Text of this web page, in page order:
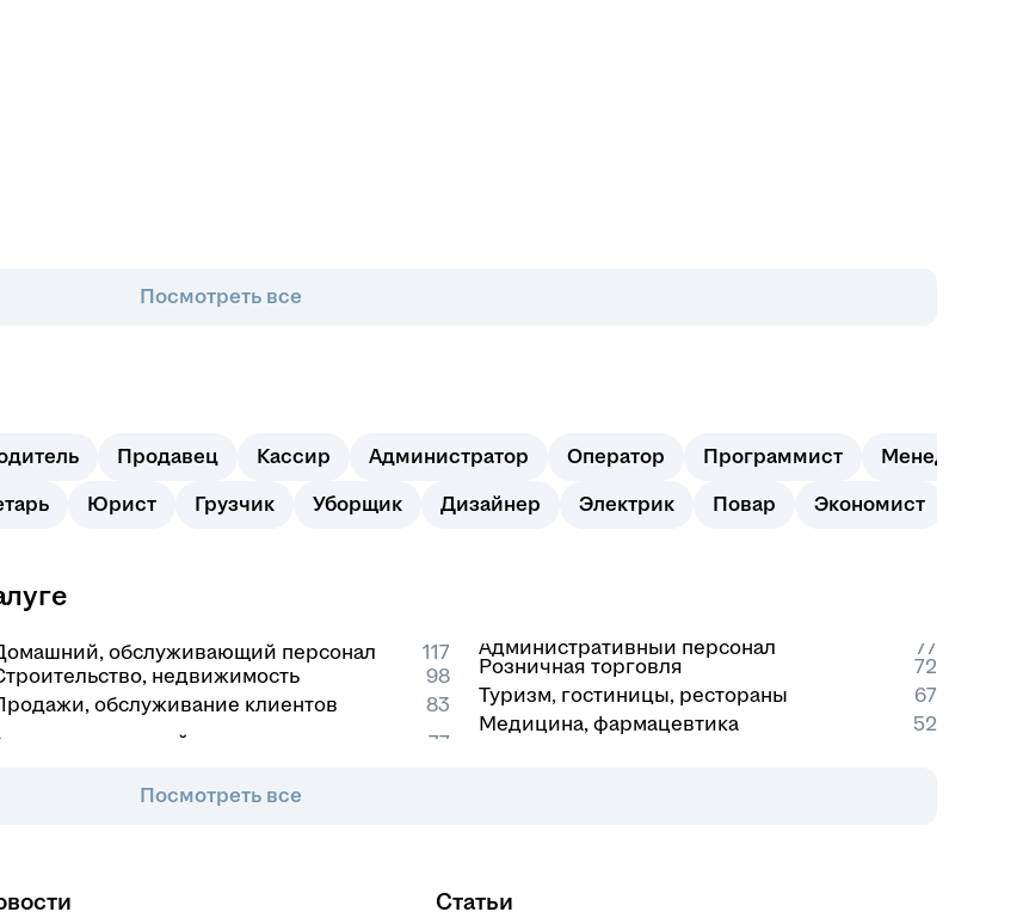
Посмотреть все
Продавец Кассир Администратор Оператор Программист Менеджер
Юрист Грузчик Уборщик Дизайнер Электрик Повар Экономист
обслуживающий персонал
117
недвижимость
98
обслуживание клиентов
83
Административный персонал
77
Розничная торговля
72
Туризм, гостиницы, рестораны
67
Медицина, фармацевтика
52
Посмотреть все
Статьи